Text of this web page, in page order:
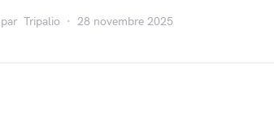
par Tripalio 28 novembre 2025